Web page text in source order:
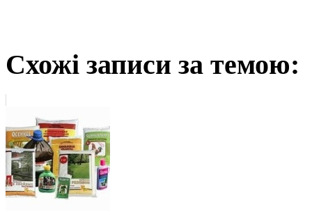
Схожі записи за темою: